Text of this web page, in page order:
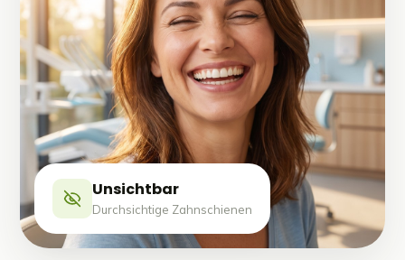
Unsichtbar
Durchsichtige Zahnschienen